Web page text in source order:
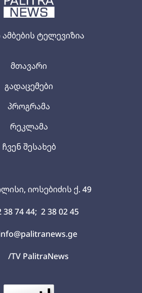
ტელევიზია
იოსებიძის ქ. 49
38 74 44; 2 38 02 45
/TV PalitraNews
მთავარი
გადაცემები
პროგრამა
რეკლამა
ჩვენ შესახებ